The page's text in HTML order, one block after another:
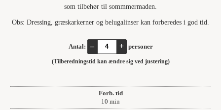
som tilbehør til sommmermaden.
Obs: Dressing, græskarkerner og belugalinser kan forberedes i god tid.
Antal: – + personer
(Tilberedningstid kan ændre sig ved justering)
Forb. tid
10 minutter
min